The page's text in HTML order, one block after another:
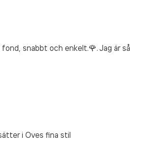
snabbt och enkelt.🌹. Jag är så
i Oves fina stil